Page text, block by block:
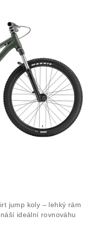
jump koly – lehký rám
ideální rovnováhu